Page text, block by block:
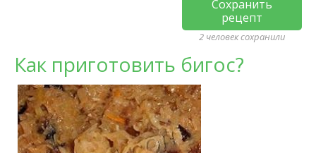
Сохранить
рецепт
2 человек сохранили
Как приготовить бигос?